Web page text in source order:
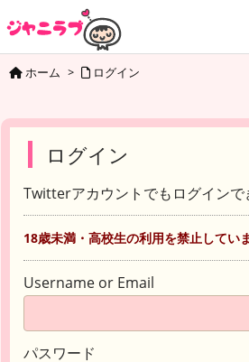
ホーム > ログイン
ログイン
Twitterアカウントでもログインで
18歳未満・高校生の利用を禁止していま
Username or Email
パスワード